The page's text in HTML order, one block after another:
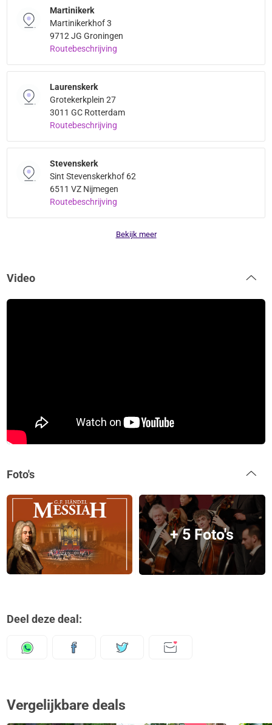
Martinikerk
Martinikerkhof 3
9712 JG Groningen
Routebeschrijving
Laurenskerk
Grotekerkplein 27
3011 GC Rotterdam
Routebeschrijving
Stevenskerk
Sint Stevenskerkhof 62
6511 VZ Nijmegen
Routebeschrijving
Bekijk meer
Video
Foto's
+ 5 Foto's
Deel deze deal:
Vergelijkbare deals